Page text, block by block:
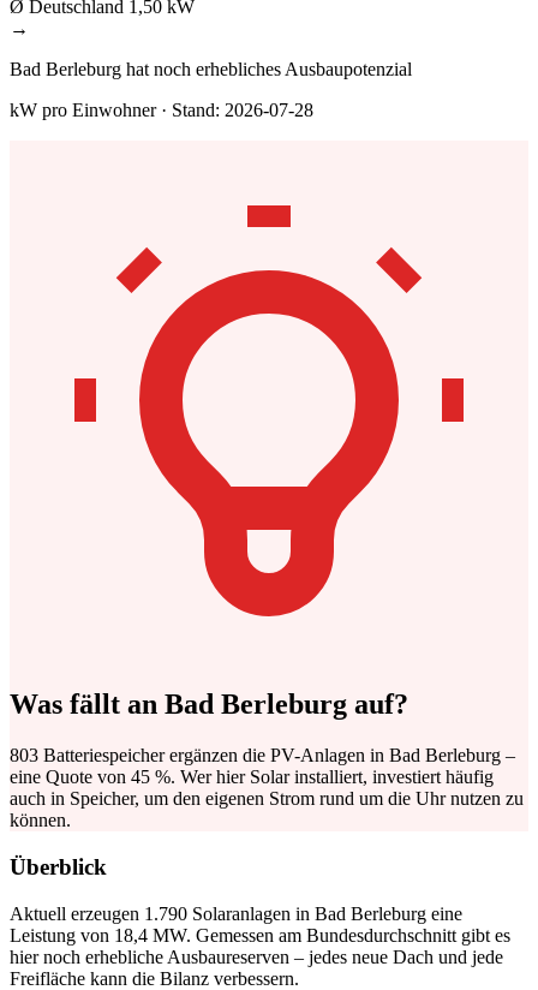
Ø Deutschland 1,50 kW
→
Bad Berleburg hat noch erhebliches Ausbaupotenzial
kW pro Einwohner · Stand: 2026-07-28
Was fällt an Bad Berleburg auf?
803 Batteriespeicher ergänzen die PV-Anlagen in Bad Berleburg –
eine Quote von 45 %. Wer hier Solar installiert, investiert häufig
auch in Speicher, um den eigenen Strom rund um die Uhr nutzen zu
können.
Überblick
Aktuell erzeugen 1.790 Solaranlagen in Bad Berleburg eine
Leistung von 18,4 MW. Gemessen am Bundesdurchschnitt gibt es
hier noch erhebliche Ausbaureserven – jedes neue Dach und jede
Freifläche kann die Bilanz verbessern.